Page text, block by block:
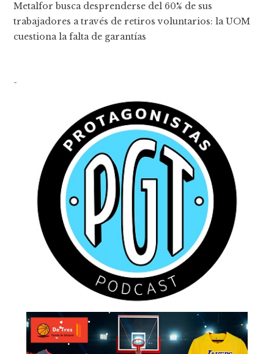
Metalfor busca desprenderse del 60% de sus
trabajadores a través de retiros voluntarios: la UOM
cuestiona la falta de garantías
-